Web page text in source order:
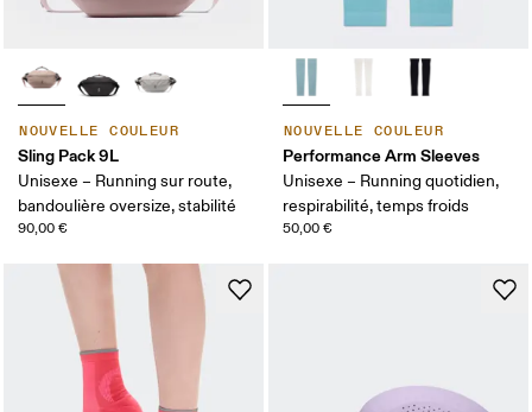
NOUVELLE COULEUR
Sling Pack 9L
Unisexe – Running sur route,
bandoulière oversize, stabilité
90,00 €
NOUVELLE COULEUR
Performance Arm Sleeves
Unisexe – Running quotidien,
respirabilité, temps froids
50,00 €